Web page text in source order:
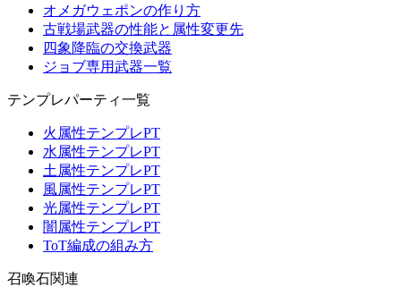
オメガウェポンの作り方
古戦場武器の性能と属性変更先
四象降臨の交換武器
ジョブ専用武器一覧
テンプレパーティ一覧
火属性テンプレPT
水属性テンプレPT
土属性テンプレPT
風属性テンプレPT
光属性テンプレPT
闇属性テンプレPT
ToT編成の組み方
召喚石関連